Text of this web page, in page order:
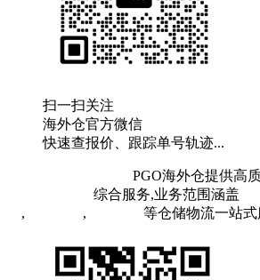
扫一扫关注
海外仓官方微信
快速查报价、跟踪单号轨迹...
PGO海外仓提供高
综合服务,业务范围涵盖
, , 等仓储物流一站式